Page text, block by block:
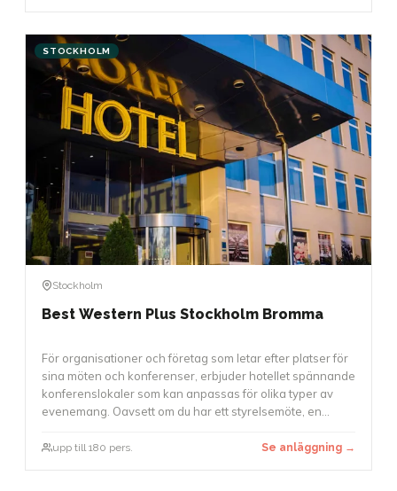
STOCKHOLM
Stockholm
Best Western Plus Stockholm Bromma
För organisationer och företag som letar efter platser för
sina möten och konferenser, erbjuder hotellet spännande
konferenslokaler som kan anpassas för olika typer av
evenemang. Oavsett om du har ett styrelsemöte, en
deltagare, finns det möjligheter att använda.
upp till 180 pers. Se anläggning →